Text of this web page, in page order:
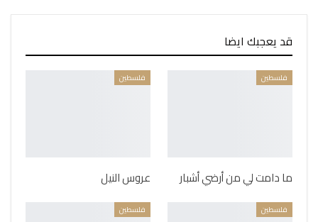
قد يعجبك ايضا
فلسطين
ما دامت لي من أرضي أشبار
فلسطين
عروس النيل
فلسطين فلسطين